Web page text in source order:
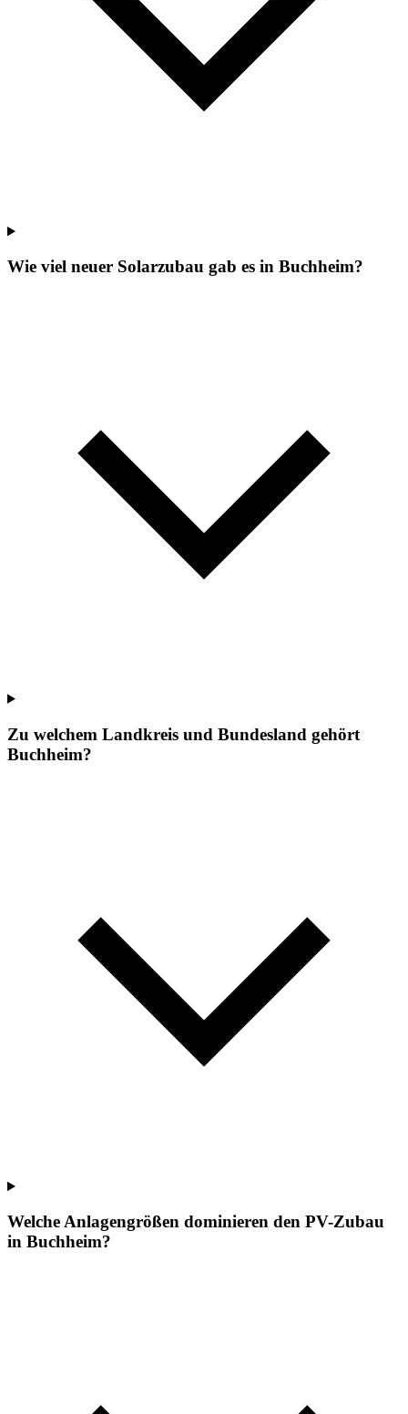
Wie viel neuer Solarzubau gab es in Buchheim?
Zu welchem Landkreis und Bundesland gehört
Buchheim?
Welche Anlagengrößen dominieren den PV-Zubau
in Buchheim?